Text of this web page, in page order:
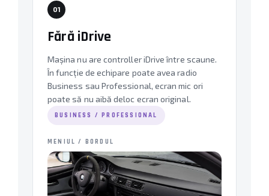
01
Fără iDrive
Mașina nu are controller iDrive între scaune.
În funcție de echipare poate avea radio
Business sau Professional, ecran mic ori
poate să nu aibă deloc ecran original.
BUSINESS / PROFESSIONAL
MENIUL / BORDUL